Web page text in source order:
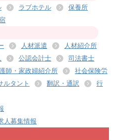
ラブホテル
保養所
人材派遣
人材紹介所
公認会計士
司法書士
師・家政婦紹介所
社会保険労
ルタント 翻訳・通訳
行
人募集情報